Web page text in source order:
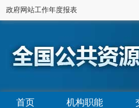
政府网站工作年度报表
首页 机构职能